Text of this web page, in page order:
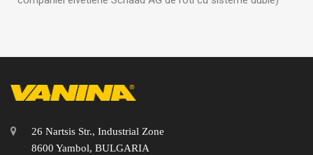
26 Nartsis Str., Industrial Zone
8600 Yambol, BULGARIA